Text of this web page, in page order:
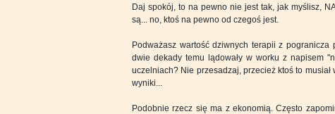
Daj spokój, to na pewno nie jest tak, jak myślisz,
są... no, ktoś na pewno od czegoś jest.
Podważasz wartość dziwnych terapii z
dwie dekady temu lądowały w worku z napisem
uczelniach? Nie przesadzaj, przecież ktoś to
wyniki...
Podobnie rzecz się ma z ekonomią. Często